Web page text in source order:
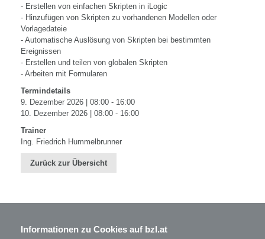
- Erstellen von einfachen Skripten in iLogic
- Hinzufügen von Skripten zu vorhandenen Modellen oder
Vorlagedateie
- Automatische Auslösung von Skripten bei bestimmten
Ereignissen
- Erstellen und teilen von globalen Skripten
- Arbeiten mit Formularen
Termindetails
9. Dezember 2026 | 08:00 - 16:00
10. Dezember 2026 | 08:00 - 16:00
Trainer
Ing. Friedrich Hummelbrunner
Zurück zur Übersicht
BZL - Bildungszentrum Lenzing GmbH
Informationen zu Cookies auf bzl.at